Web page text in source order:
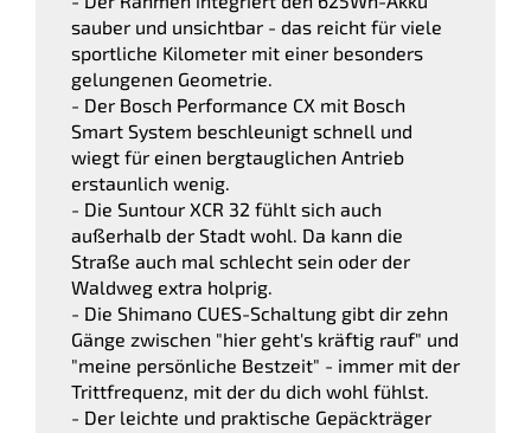
sauber und unsichtbar - das reicht für viele
sportliche Kilometer mit einer besonders
gelungenen Geometrie.
- Der Bosch Performance CX mit Bosch
Smart System beschleunigt schnell und
wiegt für einen bergtauglichen Antrieb
erstaunlich wenig.
- Die Suntour XCR 32 fühlt sich auch
außerhalb der Stadt wohl. Da kann die
Straße auch mal schlecht sein oder der
Waldweg extra holprig.
- Die Shimano CUES-Schaltung gibt dir zehn
Gänge zwischen "hier geht's kräftig rauf" und
"meine persönliche Bestzeit" - immer mit der
Trittfrequenz, mit der du dich wohl fühlst.
- Der leichte und praktische Gepäckträger